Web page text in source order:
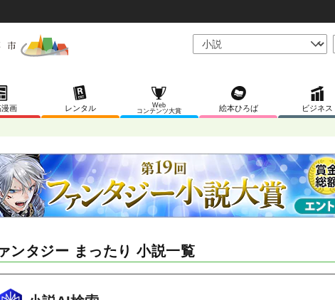
画 レンタル
Web
コンテンツ大賞
絵本ひろば ビジネス
ンタジー まったり 小説一覧